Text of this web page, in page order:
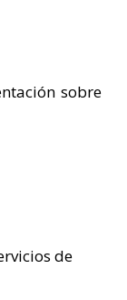
sobre
de